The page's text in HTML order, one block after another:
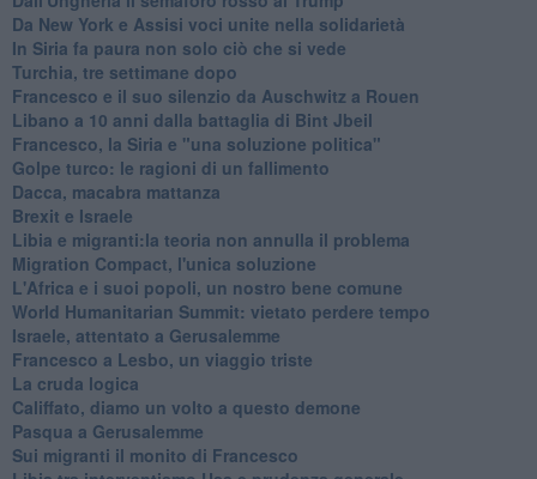
Da New York e Assisi voci unite nella solidarietà
In Siria fa paura non solo ciò che si vede
Turchia, tre settimane dopo
Francesco e il suo silenzio da Auschwitz a Rouen
Libano a 10 anni dalla battaglia di Bint Jbeil
Francesco, la Siria e "una soluzione politica"
Golpe turco: le ragioni di un fallimento
Dacca, macabra mattanza
Brexit e Israele
Libia e migranti:la teoria non annulla il problema
Migration Compact, l'unica soluzione
L'Africa e i suoi popoli, un nostro bene comune
World Humanitarian Summit: vietato perdere tempo
Israele, attentato a Gerusalemme
Francesco a Lesbo, un viaggio triste
La cruda logica
Califfato, diamo un volto a questo demone
Pasqua a Gerusalemme
Sui migranti il monito di Francesco